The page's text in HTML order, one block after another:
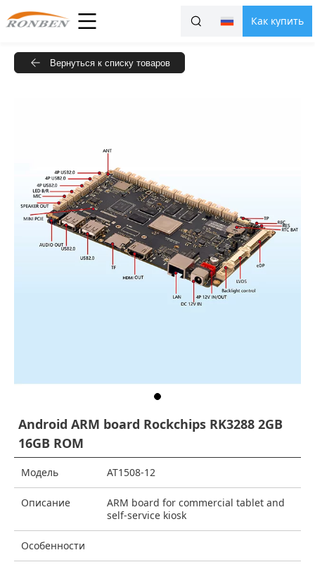
Как купить
Вернуться к списку товаров
Android ARM board Rockchips RK3288 2GB
16GB ROM
Модель AT1508-12
Описание
ARM board for commercial tablet and
self-service kiosk
Особенности